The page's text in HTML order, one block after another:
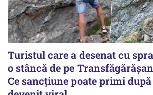
Turistul care a desenat cu
o stâncă de pe
Ce sancțiune poate primi